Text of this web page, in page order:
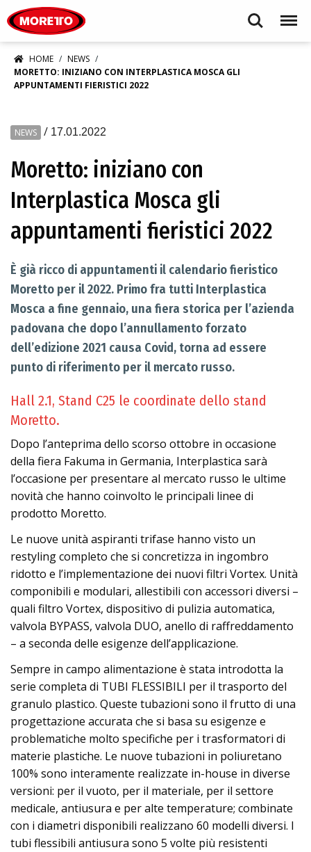
Search Menu
HOME
NEWS
MORETTO: INIZIANO CON INTERPLASTICA MOSCA GLI
APPUNTAMENTI FIERISTICI 2022
NEWS / 17.01.2022
Moretto: iniziano con
Interplastica Mosca gli
appuntamenti fieristici 2022
È già ricco di appuntamenti il calendario fieristico
Moretto per il 2022. Primo fra tutti Interplastica
Mosca a fine gennaio, una fiera storica per l’azienda
padovana che dopo l’annullamento forzato
dell’edizione 2021 causa Covid, torna ad essere
punto di riferimento per il mercato russo.
Hall 2.1, Stand C25 le coordinate dello stand
Moretto.
Dopo l’anteprima dello scorso ottobre in occasione
della fiera Fakuma in Germania, Interplastica sarà
l’occasione per presentare al mercato russo le ultime
novità che hanno coinvolto le principali linee di
prodotto Moretto.
Le nuove unità aspiranti trifase hanno visto un
restyling completo che si concretizza in ingombro
ridotto e l’implementazione dei nuovi filtri Vortex. Unità
componibili e modulari, allestibili con accessori diversi –
quali filtro Vortex, dispositivo di pulizia automatica,
valvola BYPASS, valvola DUO, anello di raffreddamento
– a seconda delle esigenze dell’applicazione.
Sempre in campo alimentazione è stata introdotta la
serie completa di TUBI FLESSIBILI per il trasporto del
granulo plastico. Queste tubazioni sono il frutto di una
progettazione accurata che si basa su esigenze e
problematiche molto specifiche per i trasformatori di
materie plastiche. Le nuove tubazioni in poliuretano
100% sono interamente realizzate in-house in diverse
versioni: per il vuoto, per il materiale, per il settore
medicale, antiusura e per alte temperature; combinate
con i diametri disponibili realizzano 60 modelli diversi. I
tubi flessibili antiusura sono 5 volte più resistenti